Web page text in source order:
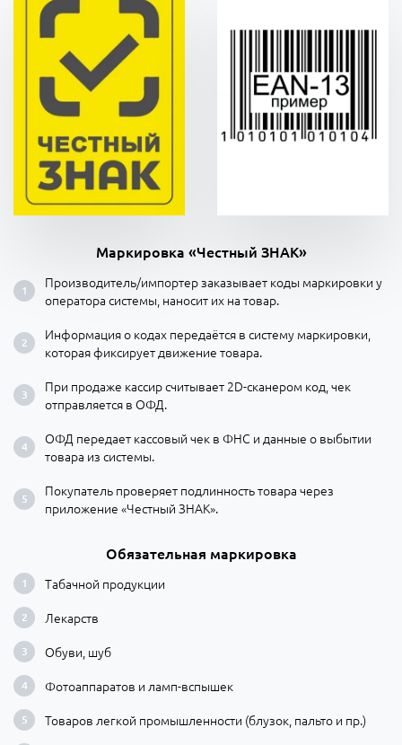
Маркировка «Честный ЗНАК»
Производитель/импортер заказывает коды маркировки у
оператора системы, наносит их на товар.
Информация о кодах передаётся в систему маркировки,
которая фиксирует движение товара.
При продаже кассир считывает 2D-сканером код, чек
отправляется в ОФД.
ОФД передает кассовый чек в ФНС и данные о выбытии
товара из системы.
Покупатель проверяет подлинность товара через
приложение «Честный ЗНАК».
Обязательная маркировка
Табачной продукции
Лекарств
Обуви, шуб
Фотоаппаратов и ламп-вспышек
Товаров легкой промышленности (блузок, пальто и пр.)